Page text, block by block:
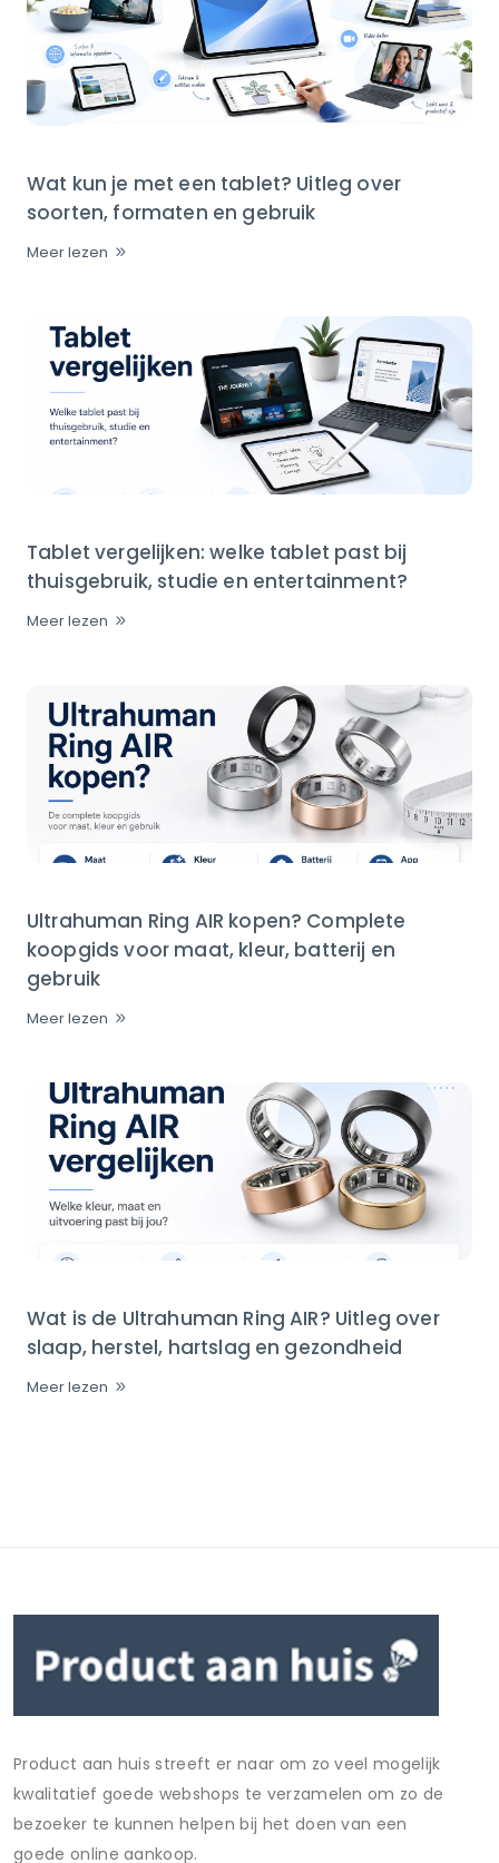
Wat kun je met een tablet? Uitleg over
soorten, formaten en gebruik
Meer lezen
Tablet vergelijken: welke tablet past bij
thuisgebruik, studie en entertainment?
Meer lezen
Ultrahuman Ring AIR kopen? Complete
koopgids voor maat, kleur, batterij en
gebruik
Meer lezen
Wat is de Ultrahuman Ring AIR? Uitleg over
slaap, herstel, hartslag en gezondheid
Meer lezen
Product aan huis streeft er naar om zo veel mogelijk
kwalitatief goede webshops te verzamelen om zo de
bezoeker te kunnen helpen bij het doen van een
goede online aankoop.